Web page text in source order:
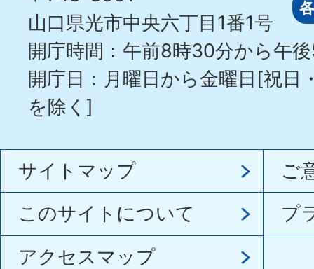
山口県光市中央六丁目1番1号
開庁時間：午前8時30分から午
開庁日：月曜日から金曜日[祝日
を除く]
サイトマップ
ご
このサイトについて
プ
アクセスマップ